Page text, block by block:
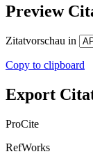
Preview
Zitatvorschau in
Copy to clipboard
Export
ProCite
RefWorks